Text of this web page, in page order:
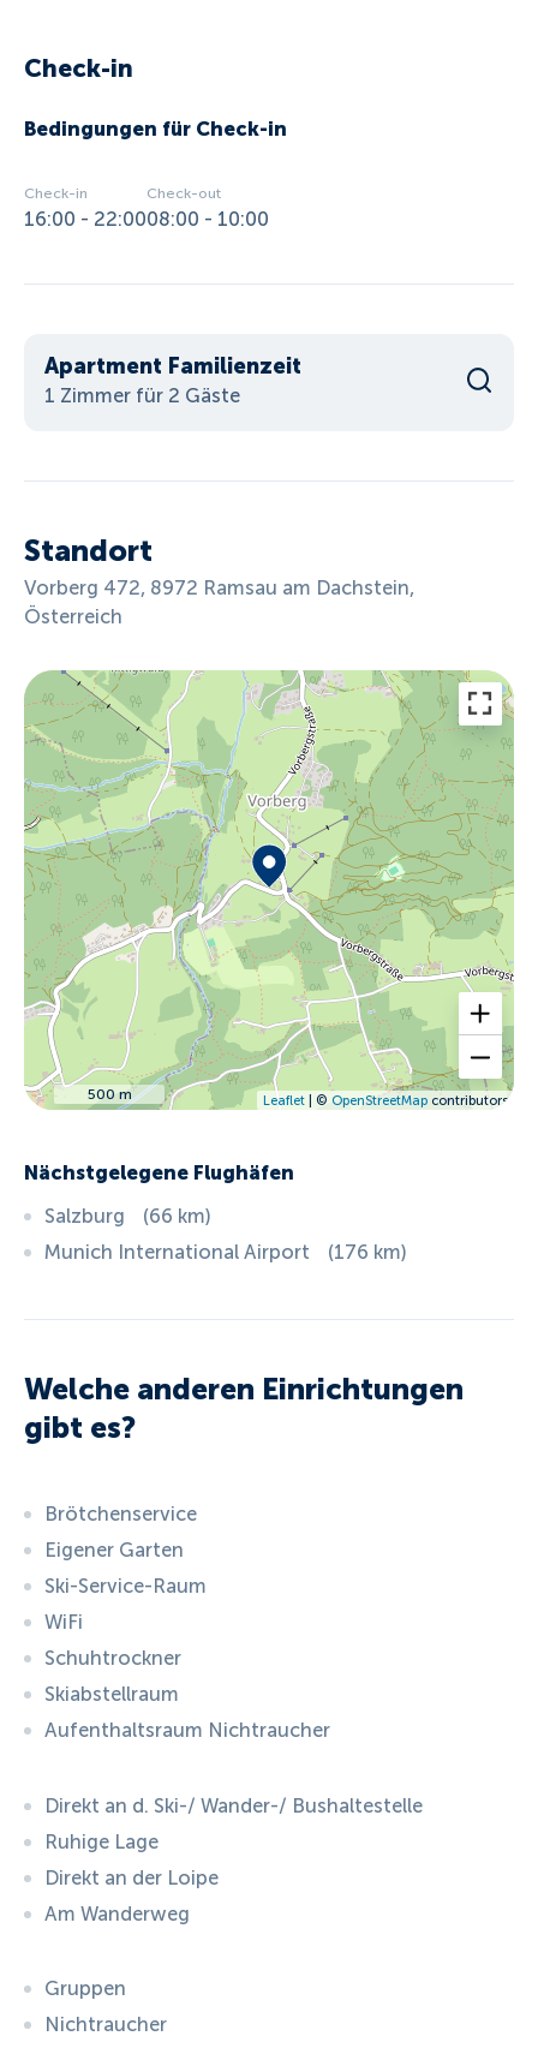
Check-in
Bedingungen für Check-in
Check-in
16:00 - 22:00
Check-out
08:00 - 10:00
Apartment Familienzeit
1 Zimmer für 2 Gäste
Standort
Vorberg 472, 8972 Ramsau am Dachstein,
Österreich
500 m Leaflet| © OpenStreetMapcontributors
Nächstgelegene Flughäfen
Salzburg
(66 km)
Munich International Airport
(176 km)
Welche anderen Einrichtungen
gibt es?
Brötchenservice
Eigener Garten
Ski-Service-Raum
WiFi
Schuhtrockner
Skiabstellraum
Aufenthaltsraum Nichtraucher
Direkt an d. Ski-/ Wander-/ Bushaltestelle
Ruhige Lage
Direkt an der Loipe
Am Wanderweg
Gruppen
Nichtraucher